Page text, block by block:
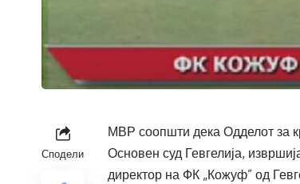
Сподели
МВР соопшти дека Одделот за
Основен суд Гевгелија,
директор на ФК „Кожуф” од